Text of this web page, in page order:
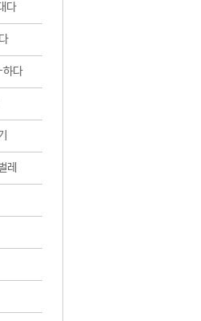
다
다
레